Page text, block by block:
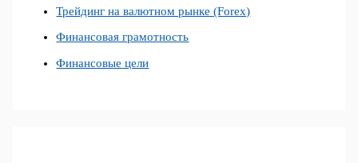
Трейдинг на валютном рынке (Forex)
Финансовая грамотность
Финансовые цели